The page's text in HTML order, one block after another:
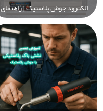
الکترود جوش پلاستیک | راهنمای
جامع انتخاب، خرید و استفاده از
سیم جوش پلاستیک برای تعمیر
قطعات خودرو و صنعتی